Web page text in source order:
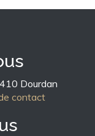
Dourdan
contact